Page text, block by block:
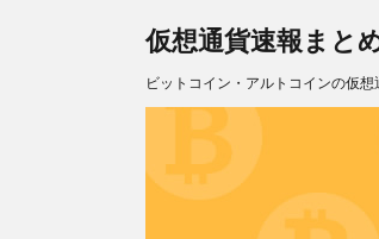
仮想通貨速報まと
ビットコイン・アルトコインの仮